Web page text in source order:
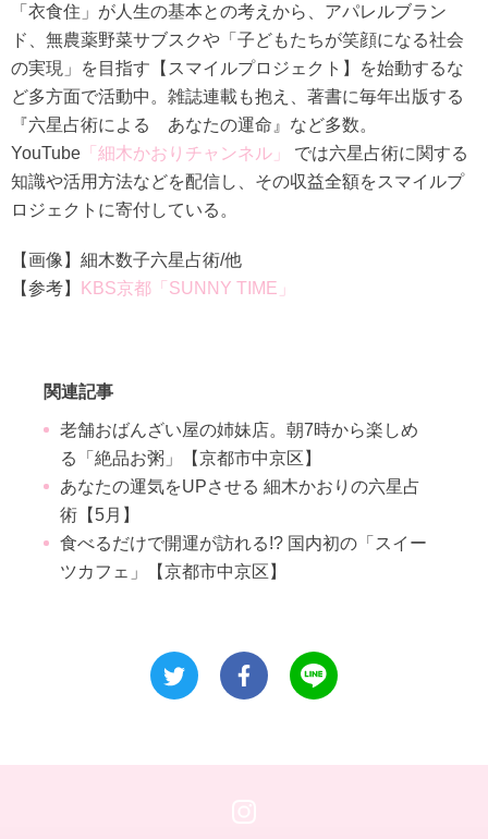
「衣食住」が人生の基本との考えから、アパレルブラン
ド、無農薬野菜サブスクや「子どもたちが笑顔になる社会
の実現」を目指す【スマイルプロジェクト】を始動するな
ど多方面で活動中。雑誌連載も抱え、著書に毎年出版する
『六星占術による あなたの運命』など多数。
YouTube 「細木かおりチャンネル」
では六星占術に関する
知識や活用方法などを配信し、その収益全額をスマイルプ
ロジェクトに寄付している。
【画像】細木数子六星占術/他
【参考】
KBS京都「SUNNY TIME」
関連記事
老舗おばんざい屋の姉妹店。朝7時から楽しめ
る「絶品お粥」【京都市中京区】
あなたの運気をUPさせる 細木かおりの六星占
術【5月】
食べるだけで開運が訪れる!? 国内初の「スイー
ツカフェ」【京都市中京区】